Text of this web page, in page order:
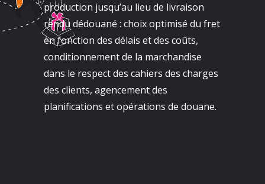
production jusqu’au lieu de livraison
rendu dédouané : choix optimisé du fret
en fonction des délais et des coûts,
conditionnement de la marchandise
dans le respect des cahiers des charges
des clients, agencement des
planifications et opérations de douane.